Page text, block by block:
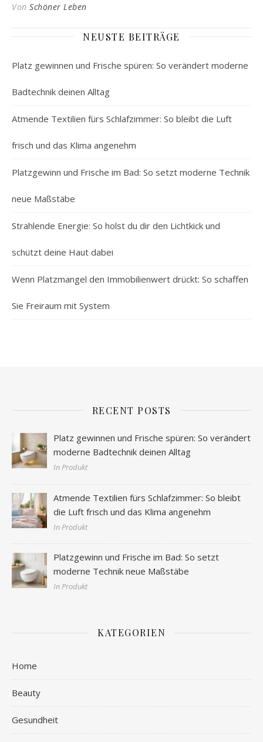
Von Schöner Leben
NEUSTE BEITRÄGE
Platz gewinnen und Frische spüren: So verändert moderne
Badtechnik deinen Alltag
Atmende Textilien fürs Schlafzimmer: So bleibt die Luft
frisch und das Klima angenehm
Platzgewinn und Frische im Bad: So setzt moderne Technik
neue Maßstäbe
Strahlende Energie: So holst du dir den Lichtkick und
schützt deine Haut dabei
Wenn Platzmangel den Immobilienwert drückt: So schaffen
Sie Freiraum mit System
RECENT POSTS
Platz gewinnen und Frische spüren: So verändert
moderne Badtechnik deinen Alltag
In Produkt
Atmende Textilien fürs Schlafzimmer: So bleibt
die Luft frisch und das Klima angenehm
In Produkt
Platzgewinn und Frische im Bad: So setzt
moderne Technik neue Maßstäbe
In Produkt
KATEGORIEN
Home
Beauty
Gesundheit